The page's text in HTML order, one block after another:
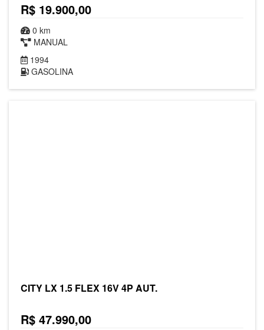
R$ 19.900,00
0 km
MANUAL
1994
GASOLINA
CITY LX 1.5 FLEX 16V 4P AUT.
R$ 47.990,00